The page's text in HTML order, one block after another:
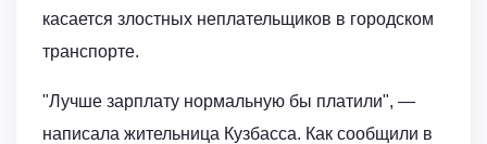
касается злостных неплательщиков в городском
транспорте.
"Лучше зарплату нормальную бы платили", —
написала жительница Кузбасса. Как сообщили в